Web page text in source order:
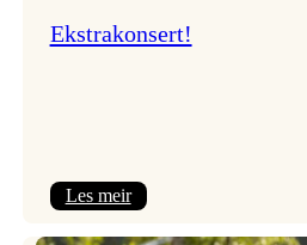
Ekstrakonsert!
Les meir: